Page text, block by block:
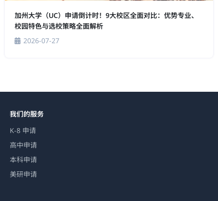
加州大学（UC）申请倒计时！9大校区全面对比：优势专业、
校园特色与选校策略全面解析
2026-07-27
我们的服务
K-8 申请
高中申请
本科申请
美研申请